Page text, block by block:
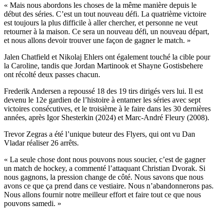
« Mais nous abordons les choses de la même manière depuis le
début des séries. C’est un tout nouveau défi. La quatrième victoire
est toujours la plus difficile à aller chercher, et personne ne veut
retourner à la maison. Ce sera un nouveau défi, un nouveau départ,
et nous allons devoir trouver une façon de gagner le match. »
Jalen Chatfield et Nikolaj Ehlers ont également touché la cible pour
la Caroline, tandis que Jordan Martinook et Shayne Gostisbehere
ont récolté deux passes chacun.
Frederik Andersen a repoussé 18 des 19 tirs dirigés vers lui. Il est
devenu le 12e gardien de l’histoire à entamer les séries avec sept
victoires consécutives, et le troisième à le faire dans les 30 dernières
années, après Igor Shesterkin (2024) et Marc-André Fleury (2008).
Trevor Zegras a été l’unique buteur des Flyers, qui ont vu Dan
Vladar réaliser 26 arrêts.
« La seule chose dont nous pouvons nous soucier, c’est de gagner
un match de hockey, a commenté l’attaquant Christian Dvorak. Si
nous gagnons, la pression change de côté. Nous savons que nous
avons ce que ça prend dans ce vestiaire. Nous n’abandonnerons pas.
Nous allons fournir notre meilleur effort et faire tout ce que nous
pouvons samedi. »